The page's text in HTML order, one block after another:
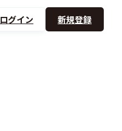
ログイン 新規登録